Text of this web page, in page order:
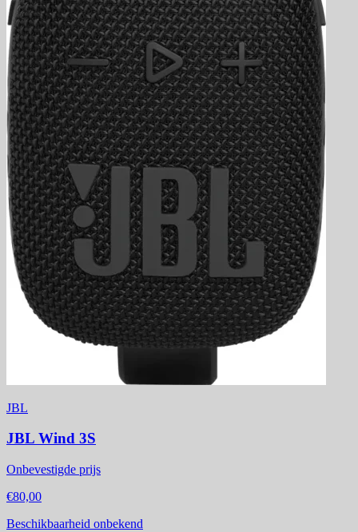
JBL
JBL Wind 3S
Onbevestigde prijs
€80,00
Beschikbaarheid onbekend